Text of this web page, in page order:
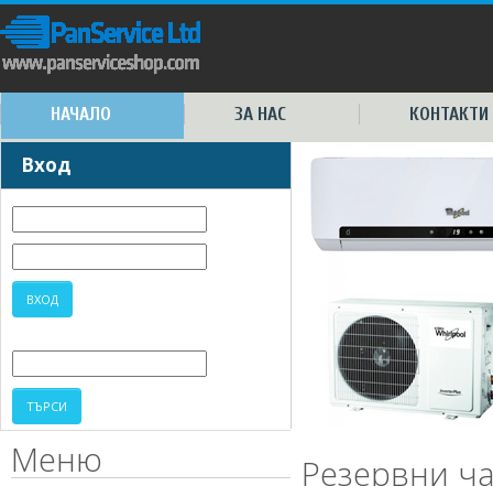
НАЧАЛО ЗА НАС КОНТАКТИ
Вход
Меню
Резервни